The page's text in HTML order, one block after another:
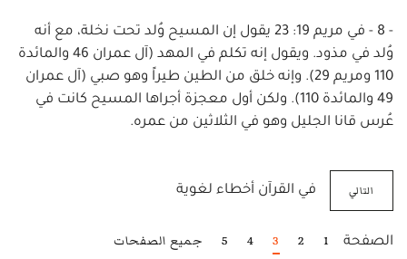
- 8 - في مريم 19: 23 يقول إن المسيح وُلد تحت نخلة، مع أنه
وُلد في مذود. ويقول إنه تكلم في المهد (آل عمران 46 والمائدة
110 ومريم 29). وإنه خلق من الطين طيراً وهو صبي (آل عمران
49 والمائدة 110). ولكن أول معجزة أجراها المسيح كانت في
عُرس قانا الجليل وهو في الثلاثين من عمره.
التالي في القرآن أخطاء لغوية
الصفحة 1
2
3
4
5 جميع الصفحات